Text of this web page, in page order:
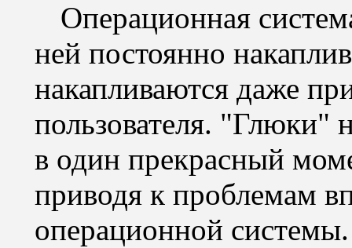
Операционная
ней постоянно
накапливаются даже
пользователя. "Глюки"
в один прекрасный
приводя к проблемам
операционной системы.